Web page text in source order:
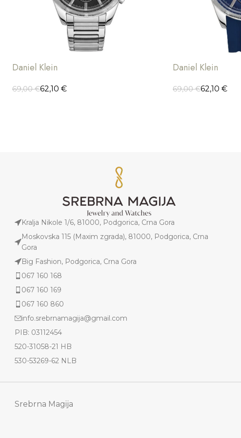
Daniel Klein
69,00€62,10 €
Daniel Klein
69,00€62,10 €
Kralja Nikole 1/6, 81000, Podgorica, Crna Gora
Moskovska 115 (Maxim zgrada), 81000, Podgorica, Crna
Gora
Big Fashion, Podgorica, Crna Gora
067 160 168
067 160 169
067 160 860
info.srebrnamagija@gmail.com
PIB: 03112454
520-31058-21 HB
530-53269-62 NLB
Srebrna Magija